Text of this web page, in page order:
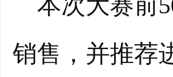
销售，并推荐